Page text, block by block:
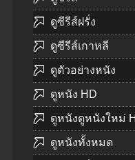
ดูซีรีส์ฝรั่ง
ดูซีรีส์เกาหลี
ดูตัวอย่างหนัง
ดูหนัง HD
ดูหนังดูหนังใหม่
ดูหนังทั้งหมด